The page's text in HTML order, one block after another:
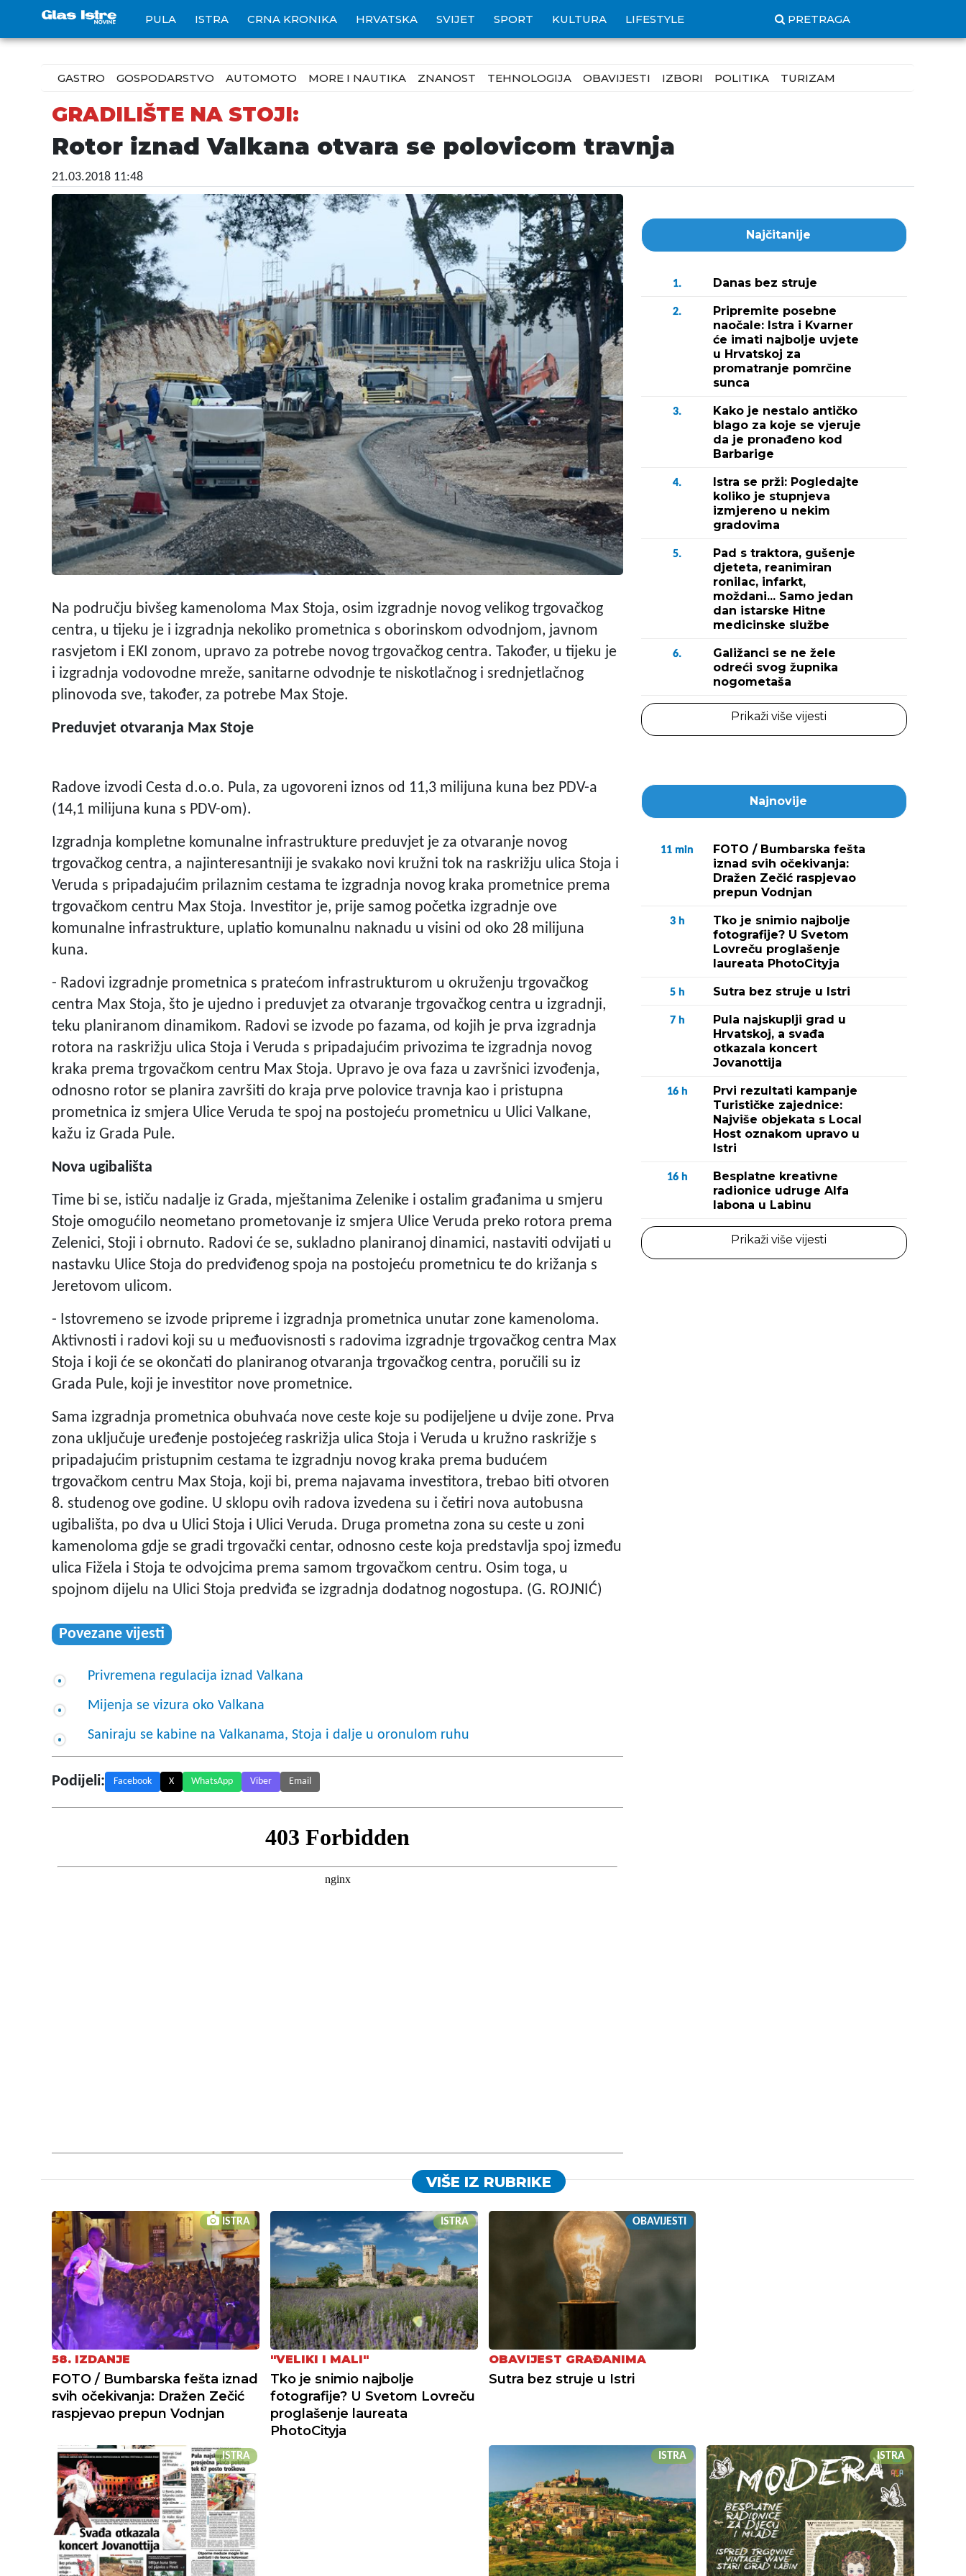
PULA ISTRA CRNA KRONIKA HRVATSKA SVIJET SPORT KULTURA LIFESTYLE PRETRAGA
GASTRO GOSPODARSTVO AUTOMOTO MORE I NAUTIKA ZNANOST TEHNOLOGIJA OBAVIJESTI IZBORI POLITIKA TURIZAM
GRADILIŠTE NA STOJI:
Rotor iznad Valkana otvara se polovicom travnja
21.03.2018 11:48
Na području bivšeg kamenoloma Max Stoja, osim izgradnje novog velikog trgovačkog
centra, u tijeku je i izgradnja nekoliko prometnica s oborinskom odvodnjom, javnom
rasvjetom i EKI zonom, upravo za potrebe novog trgovačkog centra. Također, u tijeku je
i izgradnja vodovodne mreže, sanitarne odvodnje te niskotlačnog i srednjetlačnog
plinovoda sve, također, za potrebe Max Stoje.
Preduvjet otvaranja Max Stoje
Radove izvodi Cesta d.o.o. Pula, za ugovoreni iznos od 11,3 milijuna kuna bez PDV-a
(14,1 milijuna kuna s PDV-om).
Izgradnja kompletne komunalne infrastrukture preduvjet je za otvaranje novog
trgovačkog centra, a najinteresantniji je svakako novi kružni tok na raskrižju ulica Stoja i
Veruda s pripadajućim prilaznim cestama te izgradnja novog kraka prometnice prema
trgovačkom centru Max Stoja. Investitor je, prije samog početka izgradnje ove
komunalne infrastrukture, uplatio komunalnu naknadu u visini od oko 28 milijuna
kuna.
- Radovi izgradnje prometnica s pratećom infrastrukturom u okruženju trgovačkog
centra Max Stoja, što je ujedno i preduvjet za otvaranje trgovačkog centra u izgradnji,
teku planiranom dinamikom. Radovi se izvode po fazama, od kojih je prva izgradnja
rotora na raskrižju ulica Stoja i Veruda s pripadajućim privozima te izgradnja novog
kraka prema trgovačkom centru Max Stoja. Upravo je ova faza u završnici izvođenja,
odnosno rotor se planira završiti do kraja prve polovice travnja kao i pristupna
prometnica iz smjera Ulice Veruda te spoj na postojeću prometnicu u Ulici Valkane,
kažu iz Grada Pule.
Nova ugibališta
Time bi se, ističu nadalje iz Grada, mještanima Zelenike i ostalim građanima u smjeru
Stoje omogućilo neometano prometovanje iz smjera Ulice Veruda preko rotora prema
Zelenici, Stoji i obrnuto. Radovi će se, sukladno planiranoj dinamici, nastaviti odvijati u
nastavku Ulice Stoja do predviđenog spoja na postojeću prometnicu te do križanja s
Jeretovom ulicom.
- Istovremeno se izvode pripreme i izgradnja prometnica unutar zone kamenoloma.
Aktivnosti i radovi koji su u međuovisnosti s radovima izgradnje trgovačkog centra Max
Stoja i koji će se okončati do planiranog otvaranja trgovačkog centra, poručili su iz
Grada Pule, koji je investitor nove prometnice.
Sama izgradnja prometnica obuhvaća nove ceste koje su podijeljene u dvije zone. Prva
zona uključuje uređenje postojećeg raskrižja ulica Stoja i Veruda u kružno raskrižje s
pripadajućim pristupnim cestama te izgradnju novog kraka prema budućem
trgovačkom centru Max Stoja, koji bi, prema najavama investitora, trebao biti otvoren
8. studenog ove godine. U sklopu ovih radova izvedena su i četiri nova autobusna
ugibališta, po dva u Ulici Stoja i Ulici Veruda. Druga prometna zona su ceste u zoni
kamenoloma gdje se gradi trgovački centar, odnosno ceste koja predstavlja spoj između
ulica Fižela i Stoja te odvojcima prema samom trgovačkom centru. Osim toga, u
spojnom dijelu na Ulici Stoja predviđa se izgradnja dodatnog nogostupa. (G. ROJNIĆ)
Povezane vijesti
Privremena regulacija iznad Valkana
Mijenja se vizura oko Valkana
Saniraju se kabine na Valkanama, Stoja i dalje u oronulom ruhu
Podijeli: Facebook X WhatsApp Viber Email
Najčitanije
1. Danas bez struje
2.
Pripremite posebne
naočale: Istra i Kvarner
će imati najbolje uvjete
u Hrvatskoj za
promatranje pomrčine
sunca
3.
Kako je nestalo antičko
blago za koje se vjeruje
da je pronađeno kod
Barbarige
4.
Istra se prži: Pogledajte
koliko je stupnjeva
izmjereno u nekim
gradovima
5.
Pad s traktora, gušenje
djeteta, reanimiran
ronilac, infarkt,
moždani... Samo jedan
dan istarske Hitne
medicinske službe
6.
Galižanci se ne žele
odreći svog župnika
nogometaša
Prikaži više vijesti
Najnovije
11 min
FOTO / Bumbarska fešta
iznad svih očekivanja:
Dražen Zečić raspjevao
prepun Vodnjan
3 h
Tko je snimio najbolje
fotografije? U Svetom
Lovreču proglašenje
laureata PhotoCityja
5 h Sutra bez struje u Istri
7 h
Pula najskuplji grad u
Hrvatskoj, a svađa
otkazala koncert
Jovanottija
16 h
Prvi rezultati kampanje
Turističke zajednice:
Najviše objekata s Local
Host oznakom upravo u
Istri
16 h
Besplatne kreativne
radionice udruge Alfa
labona u Labinu
Prikaži više vijesti
VIŠE IZ RUBRIKE
ISTRA
58. IZDANJE
FOTO / Bumbarska fešta iznad
svih očekivanja: Dražen Zečić
raspjevao prepun Vodnjan
ISTRA
"VELIKI I MALI"
Tko je snimio najbolje
fotografije? U Svetom Lovreču
proglašenje laureata
PhotoCityja
OBAVIJESTI
OBAVIJEST GRAĐANIMA
Sutra bez struje u Istri
ISTRA ISTRA ISTRA